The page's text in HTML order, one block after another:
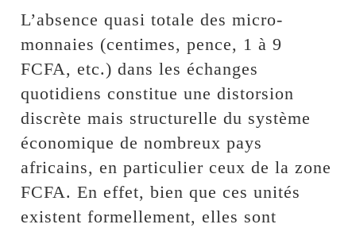
L’absence quasi totale des micro-
monnaies (centimes, pence, 1 à 9
FCFA, etc.) dans les échanges
quotidiens constitue une distorsion
discrète mais structurelle du système
économique de nombreux pays
africains, en particulier ceux de la zone
FCFA. En effet, bien que ces unités
existent formellement, elles sont